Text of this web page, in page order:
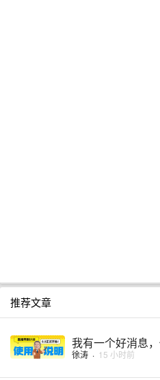
推荐文章
我有一个好消息
徐涛 · 15 小时前